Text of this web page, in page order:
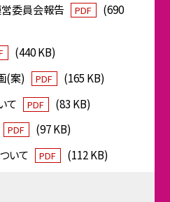
委員会報告 PDF
(690
(440 KB)
(案)
PDF
(165 KB)
て
PDF
(83 KB)
PDF
(97 KB)
いて
PDF (112 KB)